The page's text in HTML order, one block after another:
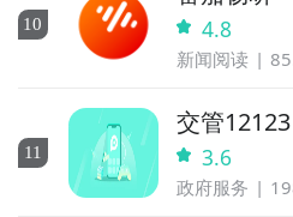
10 4.8
新闻阅读
11
交管12123
3.6
政府服务